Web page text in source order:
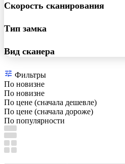
Скорость сканирования
Тип замка
Вид сканера
Фильтры
По новизне
По новизне
По цене (сначала дешевле)
По цене (сначала дороже)
По популярности